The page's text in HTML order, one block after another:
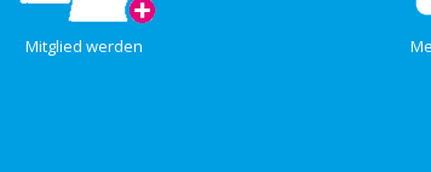
Mitglied werden